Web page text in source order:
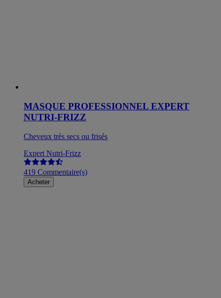
MASQUE PROFESSIONNEL EXPERT
NUTRI-FRIZZ
Cheveux très secs ou frisés
Expert Nutri-Frizz
419 Commentaire(s)
Acheter